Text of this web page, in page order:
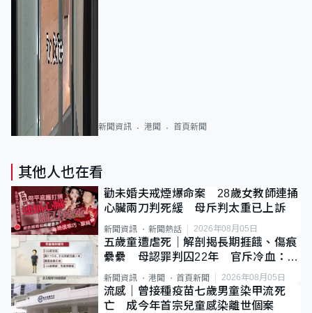
新聞資訊 港聞 首頁新聞
其他人也在看
勸未婚夫戒煙爆命案 28歲女教師連捅
心臟兩刀判死緩 母斥判太重已上訴
新聞資訊 新聞熱話 2026年08月05日
五歲童遭虐死｜解剖揭長期捱餓、傷痕
纍纍 母認罪判囚22年 官斥冷血：同
類案最惡劣
新聞資訊 港聞 首頁新聞 2026年08月05日
流感｜曾接種疫苗七歲男童染甲流死
亡 成今年首宗兒童感染離世個案